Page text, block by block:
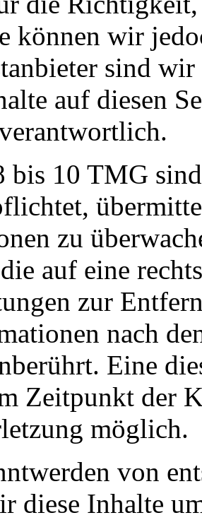
können wir
sind
auf diesen
bis 10 TMG
zu
auf eine
zur
nach
Eine
Zeitpunkt der
möglich.
von
diese Inhalte